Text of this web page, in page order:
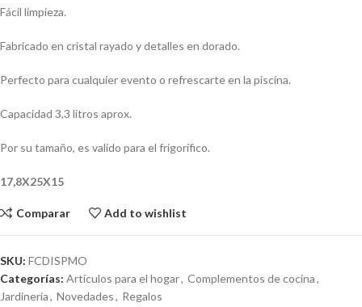
Fácil limpieza.
Fabricado en cristal rayado y detalles en dorado.
Perfecto para cualquier evento o refrescarte en la piscina.
Capacidad 3,3 litros aprox.
Por su tamaño, es valido para el frigorífico.
17,8X25X15
Comparar Add to wishlist
SKU: FCDISPMO
Categorías: Artículos para el hogar, Complementos de cocina,
Jardinería, Novedades, Regalos